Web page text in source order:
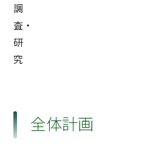
調
査・
研
究
全体計画